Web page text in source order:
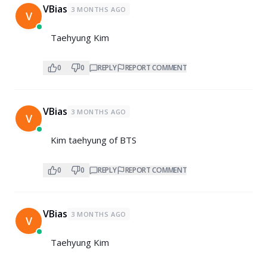
V VBias 3 MONTHS AGO
Taehyung Kim
0 0 REPLY REPORT COMMENT
V VBias 3 MONTHS AGO
Kim taehyung of BTS
0 0 REPLY REPORT COMMENT
V VBias 3 MONTHS AGO
Taehyung Kim